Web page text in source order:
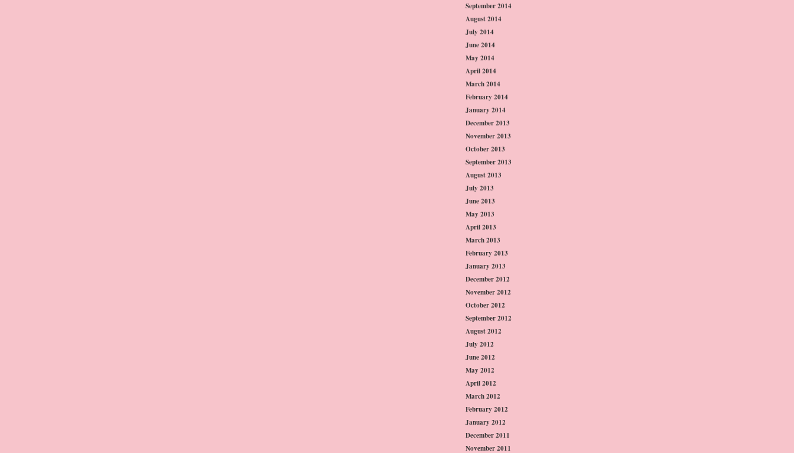
September 2014
August 2014
July 2014
June 2014
May 2014
April 2014
March 2014
February 2014
January 2014
December 2013
November 2013
October 2013
September 2013
August 2013
July 2013
June 2013
May 2013
April 2013
March 2013
February 2013
January 2013
December 2012
November 2012
October 2012
September 2012
August 2012
July 2012
June 2012
May 2012
April 2012
March 2012
February 2012
January 2012
December 2011
November 2011